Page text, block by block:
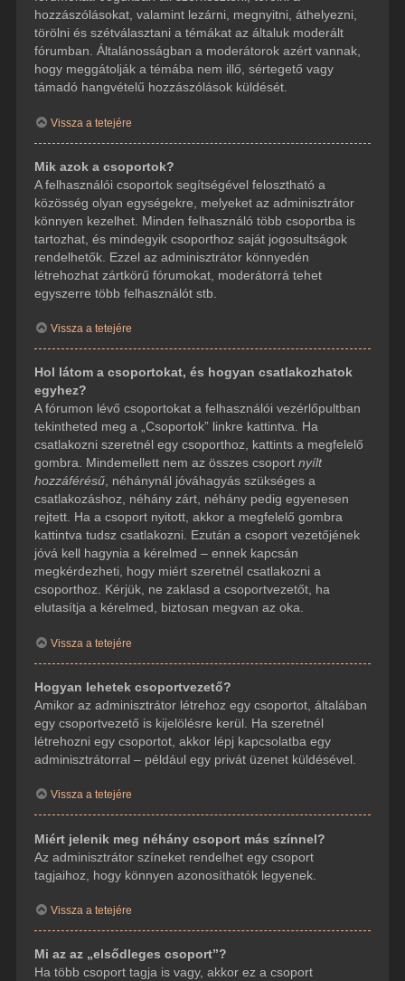
hozzászólásokat, valamint lezárni, megnyitni, áthelyezni,
törölni és szétválasztani a témákat az általuk moderált
fórumban. Általánosságban a moderátorok azért vannak,
hogy meggátolják a témába nem illő, sértegető vagy
támadó hangvételű hozzászólások küldését.
Vissza a tetejére
Mik azok a csoportok?
A felhasználói csoportok segítségével felosztható a
közösség olyan egységekre, melyeket az adminisztrátor
könnyen kezelhet. Minden felhasználó több csoportba is
tartozhat, és mindegyik csoporthoz saját jogosultságok
rendelhetők. Ezzel az adminisztrátor könnyedén
létrehozhat zártkörű fórumokat, moderátorrá tehet
egyszerre több felhasználót stb.
Vissza a tetejére
Hol látom a csoportokat, és hogyan csatlakozhatok
egyhez?
A fórumon lévő csoportokat a felhasználói vezérlőpultban
tekintheted meg a „Csoportok” linkre kattintva. Ha
csatlakozni szeretnél egy csoporthoz, kattints a megfelelő
gombra. Mindemellett nem az összes csoport nyílt
hozzáférésű, néhánynál jóváhagyás szükséges a
csatlakozáshoz, néhány zárt, néhány pedig egyenesen
rejtett. Ha a csoport nyitott, akkor a megfelelő gombra
kattintva tudsz csatlakozni. Ezután a csoport vezetőjének
jóvá kell hagynia a kérelmed – ennek kapcsán
megkérdezheti, hogy miért szeretnél csatlakozni a
csoporthoz. Kérjük, ne zaklasd a csoportvezetőt, ha
elutasítja a kérelmed, biztosan megvan az oka.
Vissza a tetejére
Hogyan lehetek csoportvezető?
Amikor az adminisztrátor létrehoz egy csoportot, általában
egy csoportvezető is kijelölésre kerül. Ha szeretnél
létrehozni egy csoportot, akkor lépj kapcsolatba egy
adminisztrátorral – például egy privát üzenet küldésével.
Vissza a tetejére
Miért jelenik meg néhány csoport más színnel?
Az adminisztrátor színeket rendelhet egy csoport
tagjaihoz, hogy könnyen azonosíthatók legyenek.
Vissza a tetejére
Mi az az „elsődleges csoport”?
Ha több csoport tagja is vagy, akkor ez a csoport